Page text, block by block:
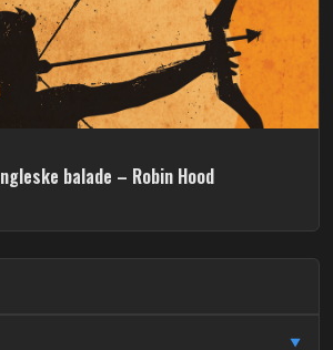
balade – Robin Hood
▼